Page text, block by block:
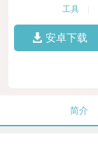
工具
安卓下载
简介